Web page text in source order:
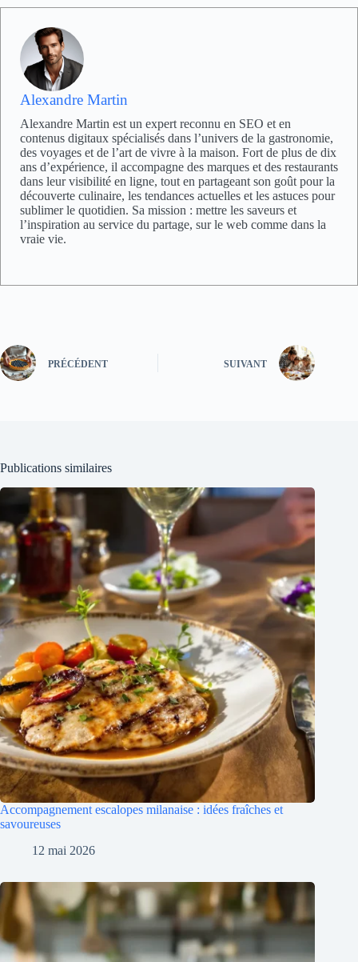
Alexandre Martin
Alexandre Martin est un expert reconnu en SEO et en
contenus digitaux spécialisés dans l’univers de la gastronomie,
des voyages et de l’art de vivre à la maison. Fort de plus de dix
ans d’expérience, il accompagne des marques et des restaurants
dans leur visibilité en ligne, tout en partageant son goût pour la
découverte culinaire, les tendances actuelles et les astuces pour
sublimer le quotidien. Sa mission : mettre les saveurs et
l’inspiration au service du partage, sur le web comme dans la
vraie vie.
PRÉCÉDENT SUIVANT
Publications similaires
Accompagnement escalopes milanaise : idées fraîches et
savoureuses
12 mai 2026